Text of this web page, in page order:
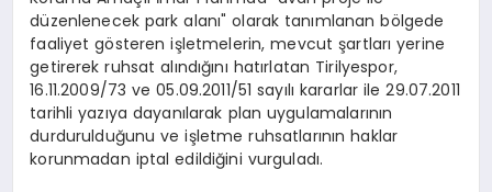
düzenlenecek park alanı" olarak tanımlanan bölgede
faaliyet gösteren işletmelerin, mevcut şartları yerine
getirerek ruhsat alındığını hatırlatan Tirilyespor,
16.11.2009/73 ve 05.09.2011/51 sayılı kararlar ile 29.07.2011
tarihli yazıya dayanılarak plan uygulamalarının
durdurulduğunu ve işletme ruhsatlarının haklar
korunmadan iptal edildiğini vurguladı.